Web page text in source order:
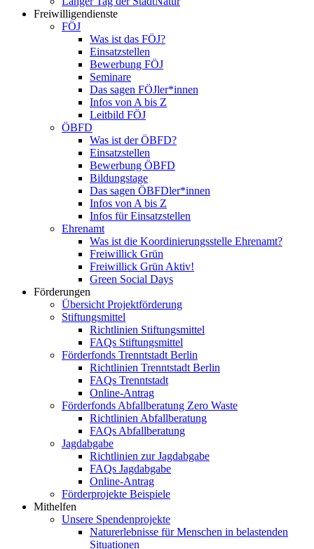
Freiwilligendienste
FÖJ
Was ist das FÖJ?
Einsatzstellen
Bewerbung FÖJ
Seminare
Das sagen FÖJler*innen
Infos von A bis Z
Leitbild FÖJ
ÖBFD
Was ist der ÖBFD?
Einsatzstellen
Bewerbung ÖBFD
Bildungstage
Das sagen ÖBFDler*innen
Infos von A bis Z
Infos für Einsatzstellen
Ehrenamt
Was ist die Koordinierungsstelle Ehrenamt?
Freiwillick Grün
Freiwillick Grün Aktiv!
Green Social Days
Förderungen
Übersicht Projektförderung
Stiftungsmittel
Richtlinien Stiftungsmittel
FAQs Stiftungsmittel
Förderfonds Trenntstadt Berlin
Richtlinien Trenntstadt Berlin
FAQs Trenntstadt
Online-Antrag
Förderfonds Abfallberatung Zero Waste
Richtlinien Abfallberatung
FAQs Abfallberatung
Jagdabgabe
Richtlinien zur Jagdabgabe
FAQs Jagdabgabe
Online-Antrag
Förderprojekte Beispiele
Mithelfen
Unsere Spendenprojekte
Naturerlebnisse für Menschen in belastenden
Situationen